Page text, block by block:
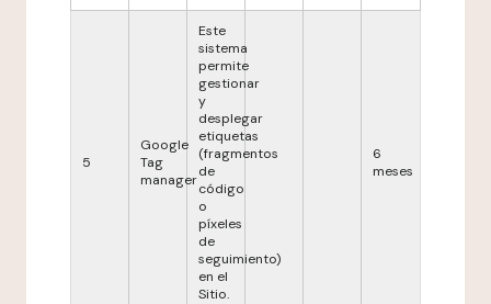
5
Google
Tag
manager
Este
sistema
permite
gestionar
y
desplegar
etiquetas
(fragmentos
de
código
o
píxeles
de
seguimiento)
en el
Sitio.
6
meses